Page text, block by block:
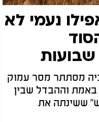
נעמי לא
מסתתר מסר עמוק
וההבדל שבין
ששינתה את